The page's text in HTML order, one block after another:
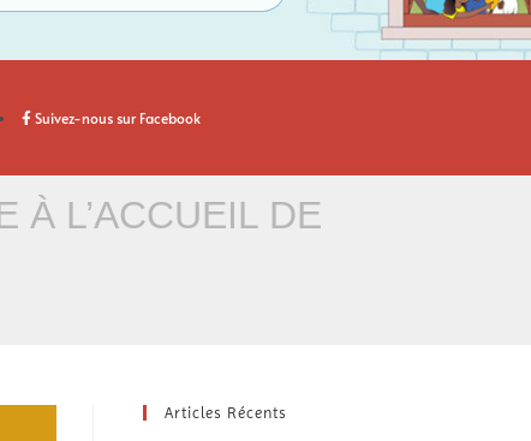
Suivez-nous sur Facebook
L’ACCUEIL DE
Articles Récents